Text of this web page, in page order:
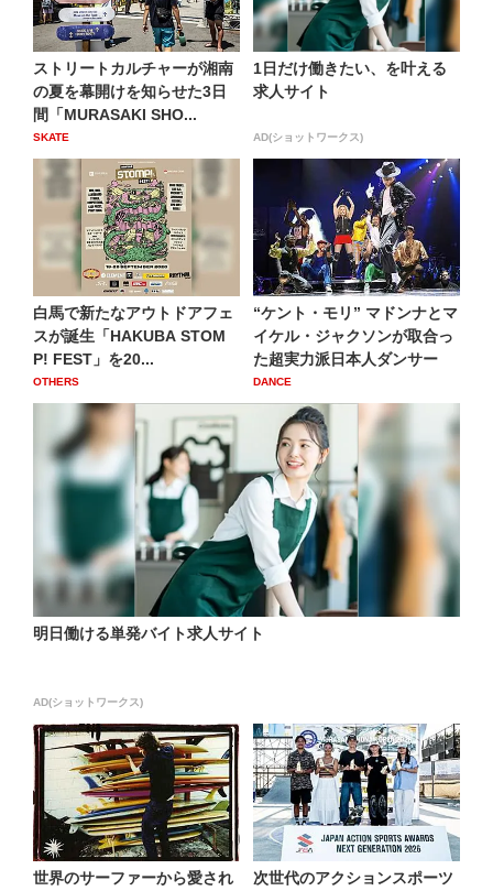
ストリートカルチャーが湘南
の夏を幕開けを知らせた3日
間「MURASAKI SHO...
SKATE
1日だけ働きたい、を叶える
求人サイト
AD(ショットワークス)
白馬で新たなアウトドアフェ
スが誕生「HAKUBA STOM
P! FEST」を20...
OTHERS
“ケント・モリ” マドンナとマ
イケル・ジャクソンが取合っ
た超実力派日本人ダンサー
DANCE
明日働ける単発バイト求人サイト
AD(ショットワークス)
世界のサーファーから愛され
次世代のアクションスポーツ